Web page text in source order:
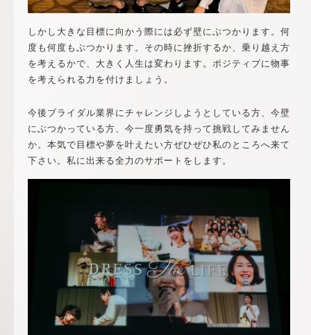
しかし大きな目標に向かう際には必ず壁にぶつかります。何
度も何度もぶつかります。その時に挫折するか、乗り越え方
を考えるかで、大きく人生は変わります。ポジティブに物事
を考えられる力を付けましょう。
今後ブライダル業界にチャレンジしようとしている方、今壁
にぶつかっている方、今一度勇気を持って挑戦してみません
か。本気で目標や夢を叶えたい方ぜひぜひ私のところへ来て
下さい。私に出来る全力のサポートをします。